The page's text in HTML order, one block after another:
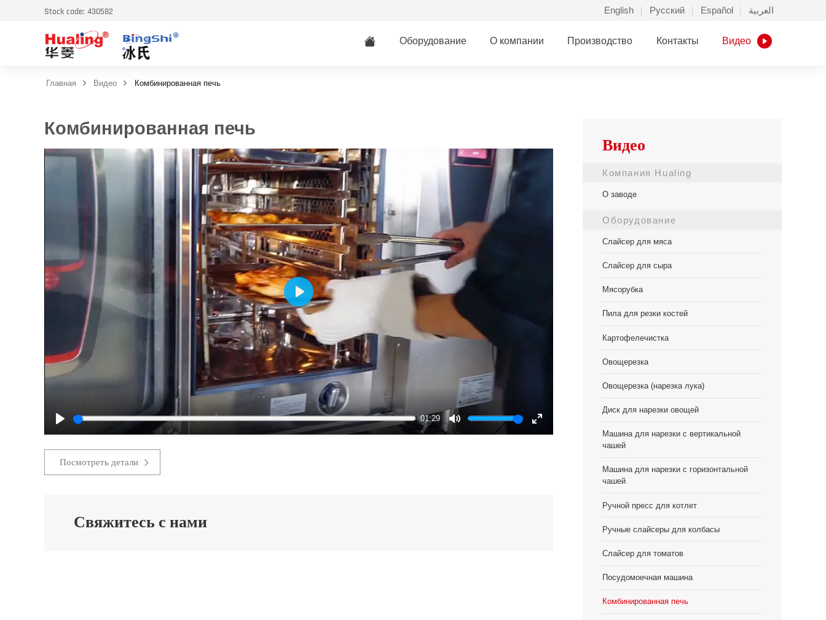
Stock code: 430582 English Русский Español العربية
Оборудование О компании Производство Контакты Видео
Главная Видео Комбинированная печь
Комбинированная печь
01:29
Play
Посмотреть детали
Свяжитесь с нами
Видео
Компания Hualing
О заводе
Оборудование
Слайсер для мяса
Слайсер для сыра
Мясорубка
Пила для резки костей
Картофелечистка
Овощерезка
Овощерезка (нарезка лука)
Диск для нарезки овощей
Машина для нарезки с вертикальной
чашей
Машина для нарезки с горизонтальной
чашей
Ручной пресс для котлет
Ручные слайсеры для колбасы
Слайсер для томатов
Посудомоечная машина
Комбинированная печь